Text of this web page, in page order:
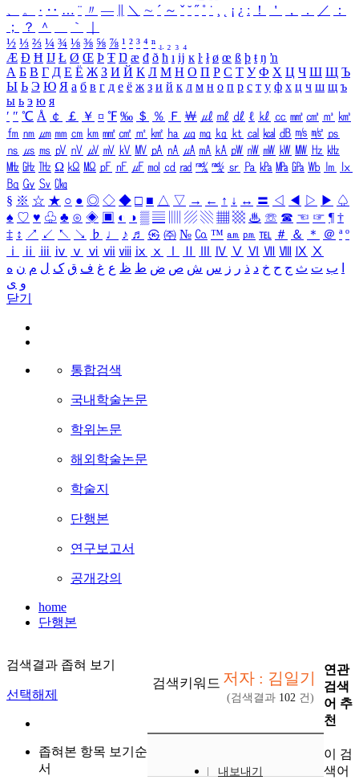
、
。 · ‥ … ¨ 〃 ― ＼ ∼ ´ ～ ˇ ˘ ˝ ˚ ˙ ¸ ¡ ¿ ː ！ ＇ ， ． ／
：
；
？ ＾ ｀
½ ⅓ ⅔ ¼ ¾ ⅛ ⅜ ⅝ ⅞ ¹ ² ³ ⁴ ⁿ ₁ ₂ ₃ ₄
Æ Ð Ħ Ĳ Ł Ø Œ Þ Ŧ Ŋ æ đ ð ħ ı ĳ ĸ ŀ ł ø œ ß þ ŧ ŋ ŉ
А Б В Г Д Е Ё Ж З И Й К Л М Н О П Р С Т У Ф Х Ц Ч Ш Щ Ъ
Ы Ь Э Ю Я а б в г д е ё ж з и й к л м н о п р с т у ф х ц ч ш щ ъ
ы ь э ю я
′ ″ ℃ Å ￠ ￡ ￥ ¤ ℉ ‰ ＄ ％ Ｆ ￦ ㎕ ㎖ ㎗ ℓ ㎘ ㏄ ㎣ ㎤ ㎥ ㎦
㎙ ㎚ ㎛ ㎜ ㎝ ㎞ ㎟ ㎠ ㎡ ㎢ ㏊ ㎍ ㎎ ㎏ ㏏ ㎈ ㎉ ㏈ ㎧ ㎨ ㎰
㎱ ㎲ ㎳ ㎴ ㎵ ㎶ ㎷ ㎸ ㎹ ㎀ ㎁ ㎂ ㎃ ㎄ ㎺ ㎻ ㎽ ㎾ ㎿ ㎐ ㎑
㎒ ㎓ ㎔ Ω ㏀ ㏁ ㎊ ㎋ ㎌ ㏖ ㏅ ㎭ ㎮ ㎯ ㏛ ㎩ ㎪ ㎫ ㎬ ㏝ ㏐
㏓
㏃ ㏉ ㏜ ㏆
§ ※ ☆ ★ ○ ● ◎ ◇ ◆ □ ■ △ ▽ → ← ↑ ↓ ↔ 〓 ◁ ◀ ▷ ▶ ♤
♠ ♡ ♥ ♧ ♣ ⊙ ◈ ▣ ◐ ◑ ▒ ▤ ▨ ▧ ▦ ▩ ♨ ☏ ☎ ☜ ☞ ¶ †
‡ ↕ ↗ ↙ ↖ ↘ ♭ ♩ ♪ ♬ ㉿ ㈜ № ㏇ ™ ㏂ ㏘ ℡ ＃ ＆ ＊ ＠ ª º
ⅰ
ⅱ ⅲ ⅳ ⅴ ⅵ ⅶ ⅷ ⅸ ⅹ Ⅳ Ⅴ Ⅵ Ⅶ Ⅷ Ⅸ Ⅹ
ب ت ث ج ح خ د ذ ر ز س ش ص ض ط ظ ع غ ف ق ک ل م ن ه
و ی
닫기
통합검색
국내학술논문
학위논문
해외학술논문
학술지
단행본
연구보고서
공개강의
home
단행본
검색결과 좁혀 보기
선택해제
좁혀본 항목 보기순
서
검색키워드 저자 : 김일기
(검색결과 102 건)
내보내기
연관
검색
어 추
천
이 검
색어